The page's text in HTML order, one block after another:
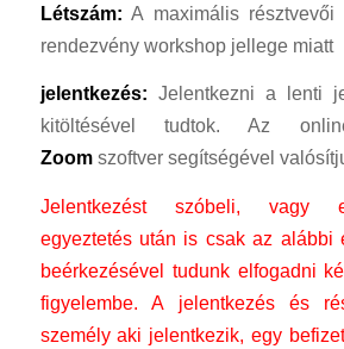
Létszám: A maximális
rendezvény workshop jellege miatt
jelentkezés: Jelentkezni a lenti
kitöltésével tudtok. Az
Zoomszoftver segítségével
Jelentkezést szóbeli, vagy
egyeztetés után is csak az alábbi
beérkezésével tudunk elfogadni
figyelembe. A jelentkezés és
személy aki jelentkezik, egy